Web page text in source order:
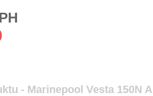
- Marinepool Vesta 150N